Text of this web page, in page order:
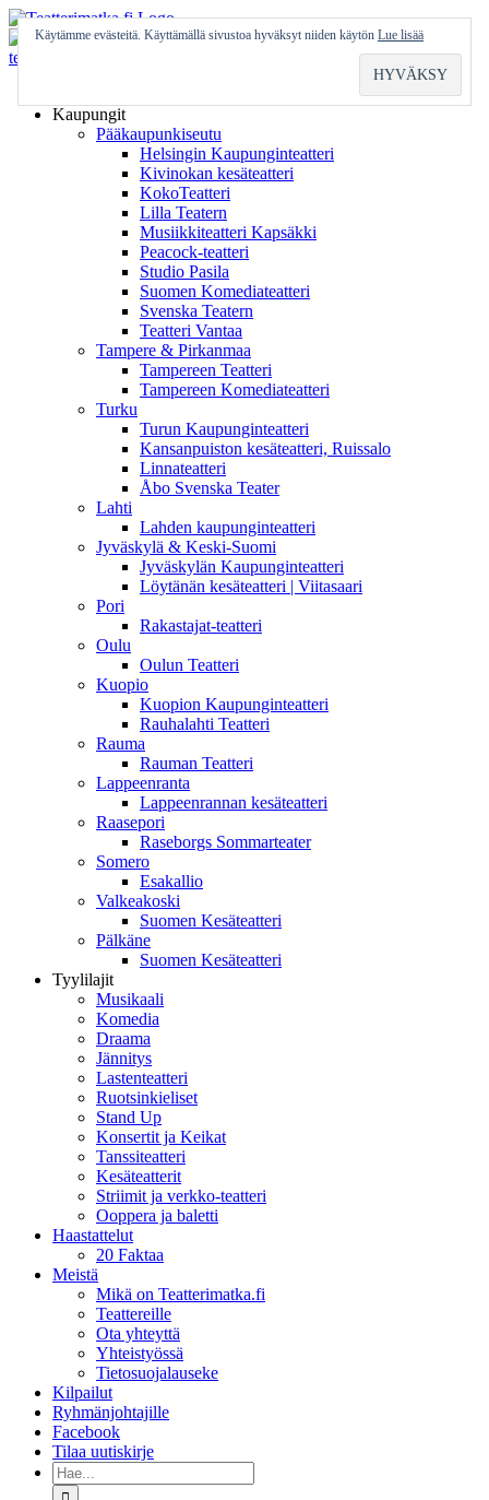
Skip
to
content
Kaupungit
Pääkaupunkiseutu
Helsingin Kaupunginteatteri
Kivinokan kesäteatteri
KokoTeatteri
Lilla Teatern
Musiikkiteatteri Kapsäkki
Peacock-teatteri
Studio Pasila
Suomen Komediateatteri
Svenska Teatern
Teatteri Vantaa
Tampere & Pirkanmaa
Tampereen Teatteri
Tampereen Komediateatteri
Turku
Turun Kaupunginteatteri
Kansanpuiston kesäteatteri, Ruissalo
Linnateatteri
Åbo Svenska Teater
Lahti
Lahden kaupunginteatteri
Jyväskylä & Keski-Suomi
Jyväskylän Kaupunginteatteri
Löytänän kesäteatteri | Viitasaari
Pori
Rakastajat-teatteri
Oulu
Oulun Teatteri
Kuopio
Kuopion Kaupunginteatteri
Rauhalahti Teatteri
Rauma
Rauman Teatteri
Lappeenranta
Lappeenrannan kesäteatteri
Raasepori
Raseborgs Sommarteater
Somero
Esakallio
Valkeakoski
Suomen Kesäteatteri
Pälkäne
Suomen Kesäteatteri
Tyylilajit
Musikaali
Komedia
Draama
Jännitys
Lastenteatteri
Ruotsinkieliset
Stand Up
Konsertit ja Keikat
Tanssiteatteri
Kesäteatterit
Striimit ja verkko-teatteri
Ooppera ja baletti
Haastattelut
20 Faktaa
Meistä
Mikä on Teatterimatka.fi
Teattereille
Ota yhteyttä
Yhteistyössä
Tietosuojalauseke
Kilpailut
Ryhmänjohtajille
Facebook
Tilaa uutiskirje
Etsi
...
Käytämme evästeitä. Käyttämällä sivustoa hyväksyt niiden käytön Lue lisää